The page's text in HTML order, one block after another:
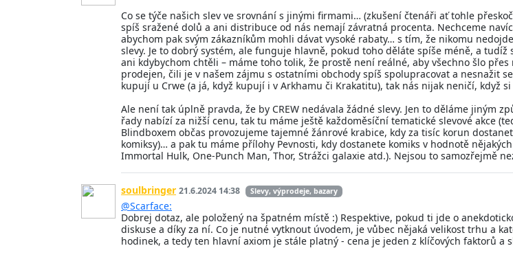
Co se týče našich slev ve srovnání s jinými firmami… (zkušení čtenáři ať tohle
spíš sražené dolů a ani distribuce od nás nemají závratná procenta. Nechceme
abychom pak svým zákazníkům mohli dávat vysoké rabaty… s tím, že nikomu
slevy. Je to dobrý systém, ale funguje hlavně, pokud toho děláte spíše méně, a
ani kdybychom chtěli – máme toho tolik, že prostě není reálné, aby všechno šlo
prodejen, čili je v našem zájmu s ostatními obchody spíš spolupracovat a nesnažit
kupují u Crwe (a já, když kupují i v Arkhamu či Krakatitu), tak nás nijak neničí, když
Ale není tak úplně pravda, že by CREW nedávala žádné slevy. Jen to děláme jiným
řady nabízí za nižší cenu, tak tu máme ještě každoměsíční tematické slevové akce
Blindboxem občas provozujeme tajemné žánrové krabice, kdy za tisíc korun
komiksy)… a pak tu máme přílohy Pevnosti, kdy dostanete komiks v hodnotě
Immortal Hulk, One-Punch Man, Thor, Strážci galaxie atd.). Nejsou to samozřejmě
soulbringer 21.6.2024 14:38 Slevy, výprodeje, bazary
@Scarface:
Dobrej dotaz, ale položený na špatném místě :) Respektive, pokud ti jde o
diskuse a díky za ní. Co je nutné vytknout úvodem, je vůbec nějaká velikost trhu a
hodinek, a tedy ten hlavní axiom je stále platný - cena je jeden z klíčových faktorů a